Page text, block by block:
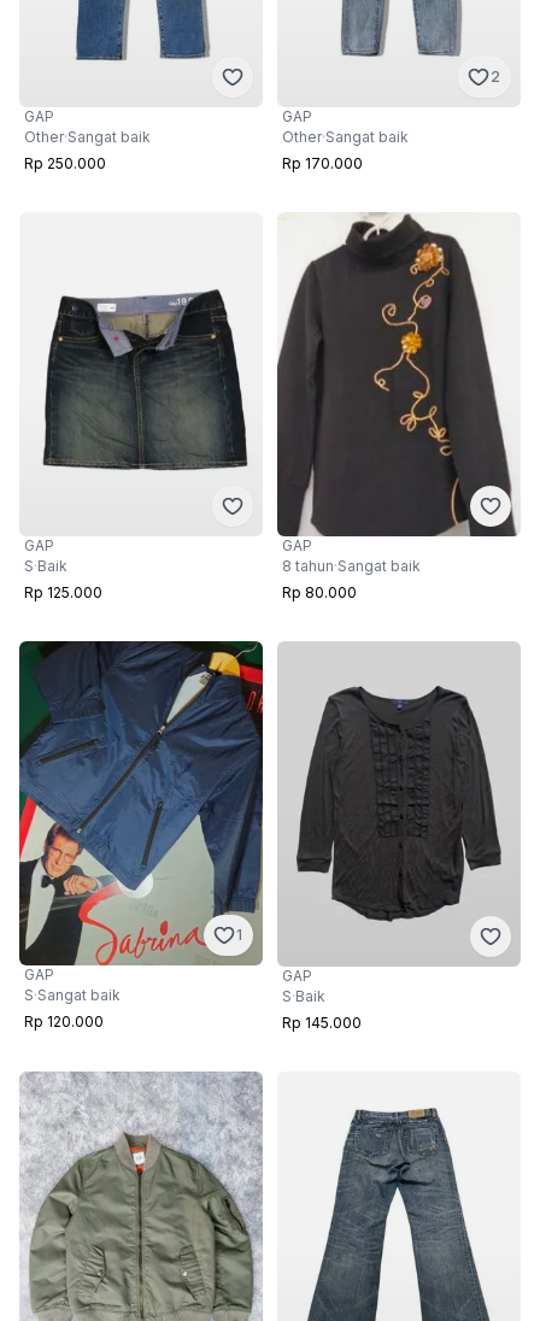
GAP
Other·Sangat baik
Rp 250.000
2
GAP
Other·Sangat baik
Rp 170.000
GAP
S·Baik
Rp 125.000
GAP
8 tahun·Sangat baik
Rp 80.000
1
GAP
S·Sangat baik
Rp 120.000
GAP
S·Baik
Rp 145.000